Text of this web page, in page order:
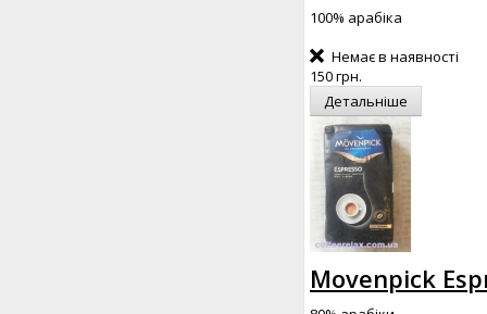
100% арабіка
Немає в наявності
150 грн.
Детальніше
Movenpick